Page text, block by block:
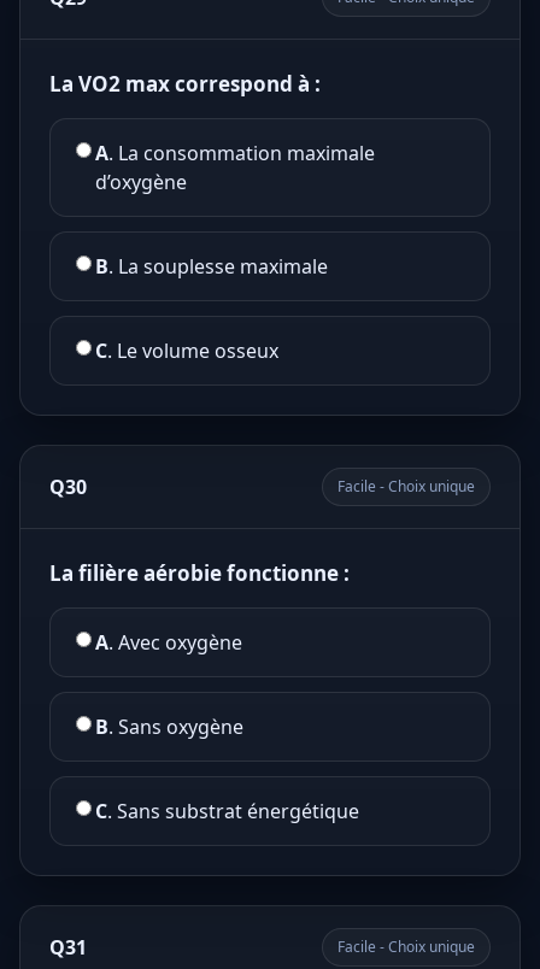
La VO2 max correspond à :
A. La consommation maximale
d’oxygène
B. La souplesse maximale
C. Le volume osseux
Q30 Facile - Choix unique
La filière aérobie fonctionne :
A. Avec oxygène
B. Sans oxygène
C. Sans substrat énergétique
Q31 Facile - Choix unique